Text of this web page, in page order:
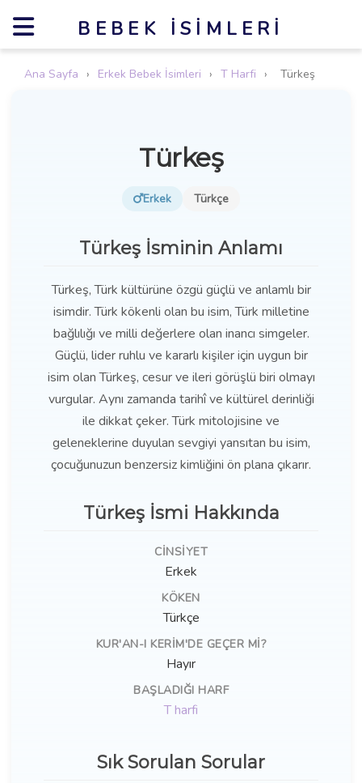
BEBEK İSIMLERI
Ana Sayfa › Erkek Bebek İsimleri › T Harfi › Türkeş
Türkeş
Erkek Türkçe
Türkeş İsminin Anlamı
Türkeş, Türk kültürüne özgü güçlü ve anlamlı bir
isimdir. Türk kökenli olan bu isim, Türk milletine
bağlılığı ve milli değerlere olan inancı simgeler.
Güçlü, lider ruhlu ve kararlı kişiler için uygun bir
isim olan Türkeş, cesur ve ileri görüşlü biri olmayı
vurgular. Aynı zamanda tarihî ve kültürel derinliği
ile dikkat çeker. Türk mitolojisine ve
geleneklerine duyulan sevgiyi yansıtan bu isim,
çocuğunuzun benzersiz kimliğini ön plana çıkarır.
Türkeş İsmi Hakkında
CINSIYET
Erkek
KÖKEN
Türkçe
KUR'AN-I KERIM'DE GEÇER MI?
Hayır
BAŞLADIĞI HARF
T harfi
Sık Sorulan Sorular